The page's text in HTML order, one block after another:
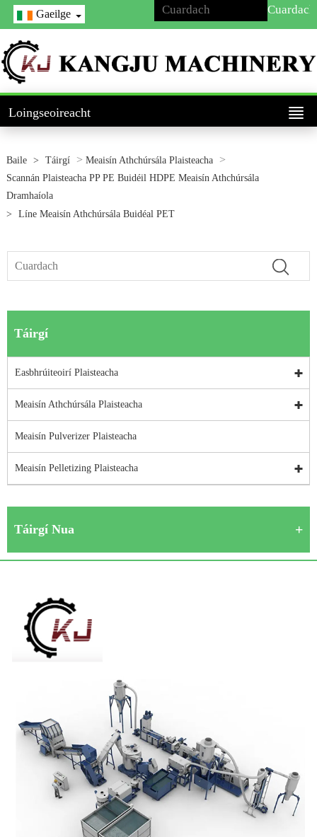
Gaeilge
Loingseoireacht
Baile > Táirgí > Meaisín Athchúrsála Plaisteacha >
Scannán Plaisteacha PP PE Buidéil HDPE Meaisín Athchúrsála
Dramhaíola
>
Líne Meaisín Athchúrsála Buidéal PET
Táirgí
Easbhrúiteoirí Plaisteacha
Meaisín Athchúrsála Plaisteacha
Meaisín Pulverizer Plaisteacha
Meaisín Pelletizing Plaisteacha
Táirgí Nua